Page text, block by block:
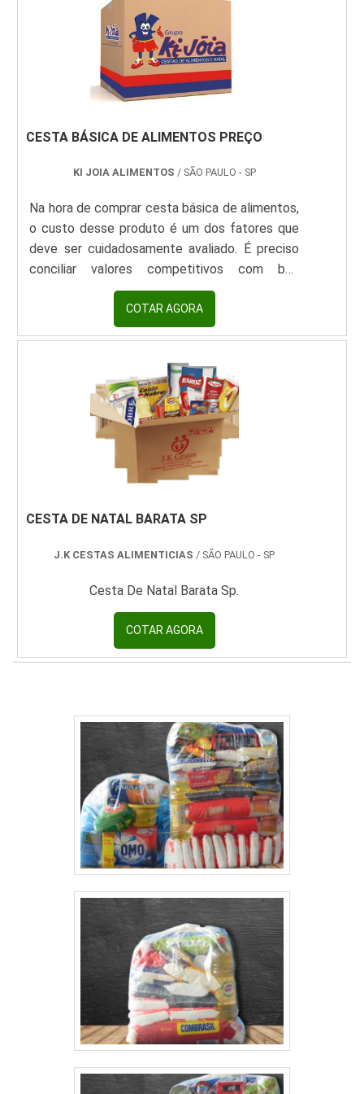
diferença no mercado por toda seriedade e
qualidade, o que fecha todo o ciclo de entrega
com excelência para cada cliente..
opção. Ao contrário do cartão alimentação que
pode ser usado para outros fins, a cesta básica
contém produ.
CESTA BÁSICA DE ALIMENTOS PREÇO
KI JOIA ALIMENTOS / SÃO PAULO - SP
Na hora de comprar cesta básica de alimentos,
o custo desse produto é um dos fatores que
deve ser cuidadosamente avaliado. É preciso
conciliar valores competitivos com boa
qualidade dos itens que integram a cesta. A
cesta básica de alimentos preço competitivo
é montada por empresas especializadas e
de trigo e mandioca; Fubá; Enlatados de
diferentes fabricantes para garantir um valor
interessante e acessível.MAIS INFORMAÇÕES
SOBRE AS CESTAS BÁSICASQua.
COTAR AGORA
CESTA DE NATAL BARATA SP
J.K CESTAS ALIMENTICIAS / SÃO PAULO - SP
Cesta De Natal Barata Sp.
COTAR AGORA